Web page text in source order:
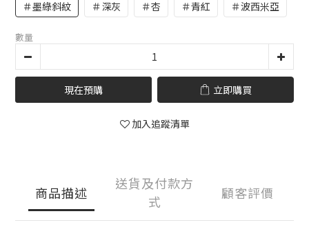
＃墨綠斜紋 ＃深灰 ＃杏 ＃青紅 ＃波西米亞
數量
現在預購 立即購買
加入追蹤清單
商品描述
送貨及付款方
式
顧客評價